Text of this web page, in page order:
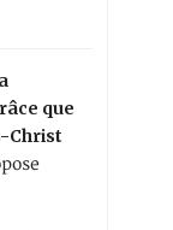
que
Christ